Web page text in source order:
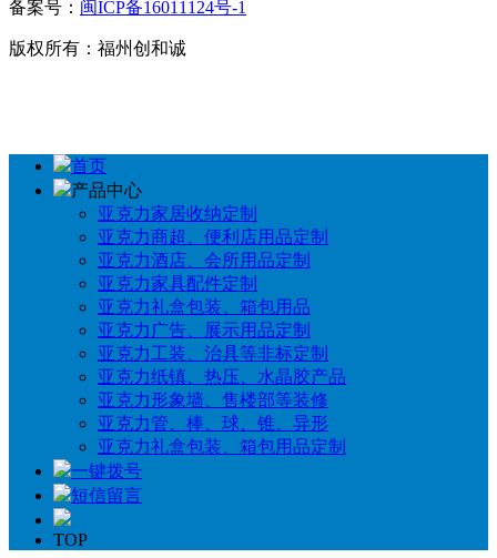
备案号： 闽ICP备16011124号-1
版权所有：福州创和诚
首页
产品中心
亚克力家居收纳定制
亚克力商超、便利店用品定制
亚克力酒店、会所用品定制
亚克力家具配件定制
亚克力礼盒包装、箱包用品
亚克力广告、展示用品定制
亚克力工装、治具等非标定制
亚克力纸镇、热压、水晶胶产品
亚克力形象墙、售楼部等装修
亚克力管、棒、球、锥、异形
亚克力礼盒包装、箱包用品定制
一键拨号
短信留言
TOP